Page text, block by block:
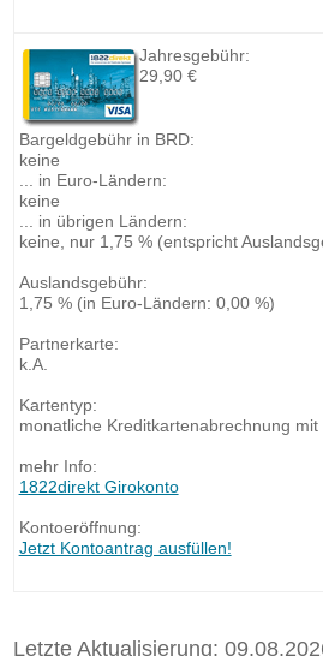
Jahresgebühr:
29,90 €
Bargeldgebühr in BRD:
keine
... in Euro-Ländern:
keine
... in übrigen Ländern:
keine, nur 1,75 % (entspricht
Auslandsgebühr:
1,75 % (in Euro-Ländern: 0,00 %)
Partnerkarte:
k.A.
Kartentyp:
monatliche Kreditkartenabrechnung
mehr Info:
1822direkt Girokonto
Kontoeröffnung:
Jetzt Kontoantrag ausfüllen!
Letzte Aktualisierung: